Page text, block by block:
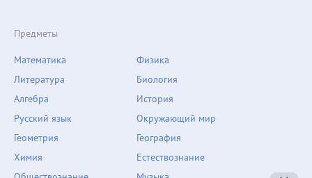
Предметы
Математика
Литература
Алгебра
Русский язык
Геометрия
Химия
Физика
Биология
История
Окружающий мир
География
Естествознание